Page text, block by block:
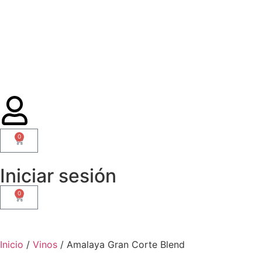
0
Iniciar sesión
0
Inicio / Vinos / Amalaya Gran Corte Blend